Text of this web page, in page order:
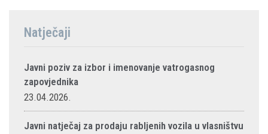
Natječaji
Javni poziv za izbor i imenovanje vatrogasnog
zapovjednika
23.04.2026.
Javni natječaj za prodaju rabljenih vozila u vlasništvu